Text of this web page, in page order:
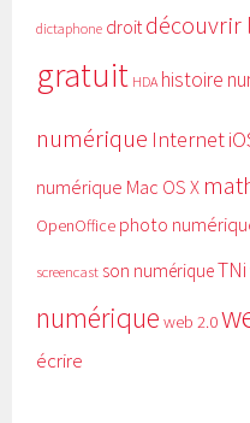
dictaphone droit découvrir
gratuit HDA histoire
numérique Internet
numérique Mac OS X
OpenOffice photo
screencast son numériqueTNi
numérique web 2.0
écrire